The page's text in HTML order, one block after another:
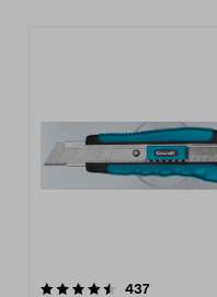
437recensioner
4.5 av 5 stjärnor